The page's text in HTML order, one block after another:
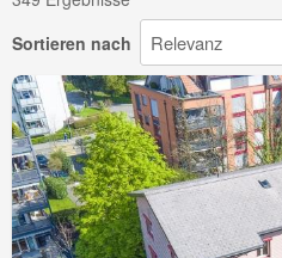
Sortieren nach